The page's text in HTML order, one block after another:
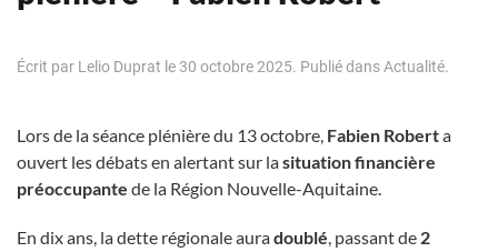
Écrit par Lelio Duprat le 30 octobre 2025. Publié dansActualité.
Lors de la séance plénière du 13 octobre, Fabien Roberta
ouvert les débats en alertant sur lasituation financière
préoccupante de la Région Nouvelle-Aquitaine.
En dix ans, la dette régionale auradoublé, passant de 2